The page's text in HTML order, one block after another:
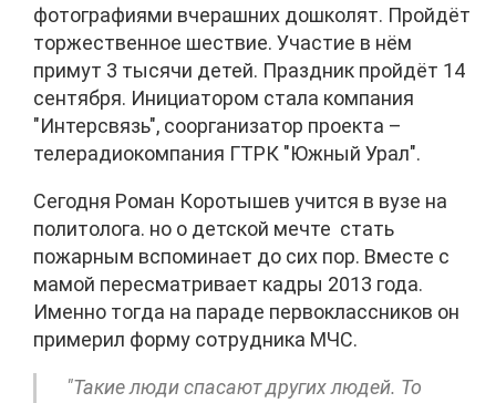
фотографиями вчерашних дошколят. Пройдёт
торжественное шествие. Участие в нём
примут 3 тысячи детей. Праздник пройдёт 14
сентября. Инициатором стала компания
"Интерсвязь", соорганизатор проекта –
телерадиокомпания ГТРК "Южный Урал".
Сегодня Роман Коротышев учится в вузе на
политолога. но о детской мечте стать
пожарным вспоминает до сих пор. Вместе с
мамой пересматривает кадры 2013 года.
Именно тогда на параде первоклассников он
примерил форму сотрудника МЧС.
"Такие люди спасают других людей. То